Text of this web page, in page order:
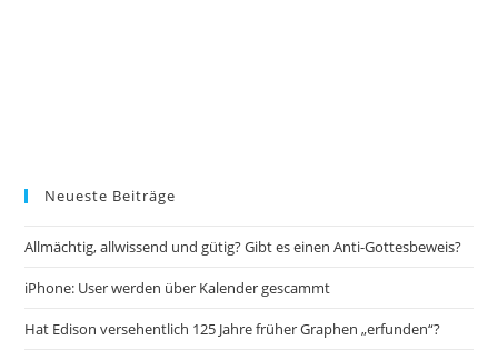
Neueste Beiträge
Allmächtig, allwissend und gütig? Gibt es einen Anti-Gottesbeweis?
iPhone: User werden über Kalender gescammt
Hat Edison versehentlich 125 Jahre früher Graphen „erfunden“?